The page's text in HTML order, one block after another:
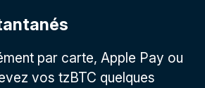
par carte, Apple Pay ou
vos tzBTC quelques